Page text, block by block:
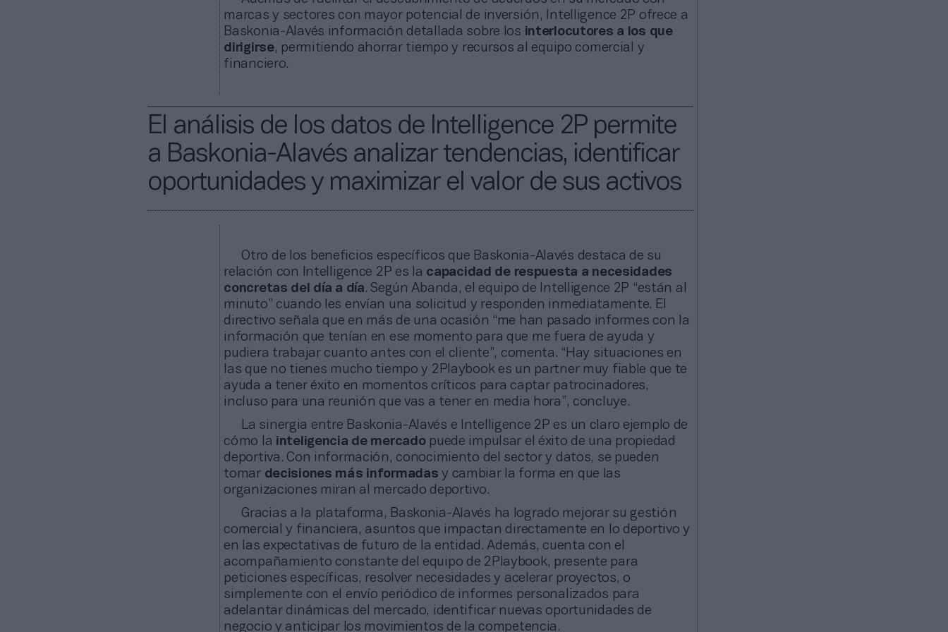
marcas y sectores con mayor potencial de inversión, Intelligence 2P ofrece a
Baskonia-Alavés información detallada sobre los interlocutores a los que
dirigirse, permitiendo ahorrar tiempo y recursos al equipo comercial y
financiero.
El análisis de los datos de Intelligence 2P permite
a Baskonia-Alavés analizar tendencias, identificar
oportunidades y maximizar el valor de sus activos
Otro de los beneficios específicos que Baskonia-Alavés destaca de su
relación con Intelligence 2P es la capacidad de respuesta a necesidades
concretas del día a día. Según Abanda, el equipo de Intelligence 2P “están al
minuto” cuando les envían una solicitud y responden inmediatamente. El
directivo señala que en más de una ocasión “me han pasado informes con la
información que tenían en ese momento para que me fuera de ayuda y
pudiera trabajar cuanto antes con el cliente”, comenta. “Hay situaciones en
las que no tienes mucho tiempo y 2Playbook es un partner muy fiable que te
ayuda a tener éxito en momentos críticos para captar patrocinadores,
incluso para una reunión que vas a tener en media hora”, concluye.
La sinergia entre Baskonia-Alavés e Intelligence 2P es un claro ejemplo de
cómo la inteligencia de mercadopuede impulsar el éxito de una propiedad
deportiva. Con información, conocimiento del sector y datos, se pueden
tomar decisiones más informadas y cambiar la forma en que las
organizaciones miran al mercado deportivo.
Gracias a la plataforma, Baskonia-Alavés ha logrado mejorar su gestión
comercial y financiera, asuntos que impactan directamente en lo deportivo y
en las expectativas de futuro de la entidad. Además, cuenta con el
acompañamiento constante del equipo de 2Playbook, presente para
peticiones específicas, resolver necesidades y acelerar proyectos, o
simplemente con el envío periódico de informes personalizados para
adelantar dinámicas del mercado, identificar nuevas oportunidades de
negocio y anticipar los movimientos de la competencia.